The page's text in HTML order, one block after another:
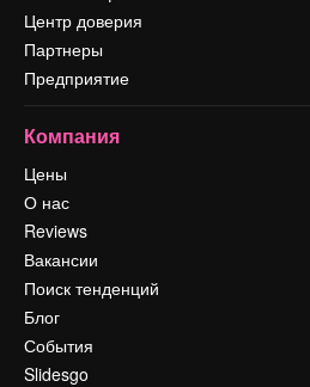
Центр доверия
Партнеры
Предприятие
Компания
Цены
О нас
Reviews
Вакансии
Поиск тенденций
Блог
События
Slidesgo